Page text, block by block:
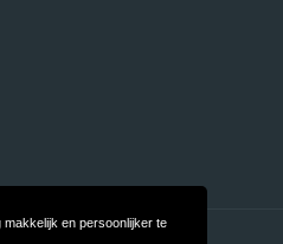
en persoonlijker te